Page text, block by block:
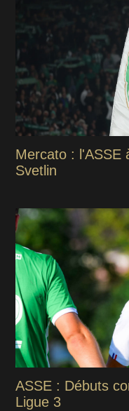
Mercato : l'ASSE
Svetlin
ASSE : Débuts
Ligue 3